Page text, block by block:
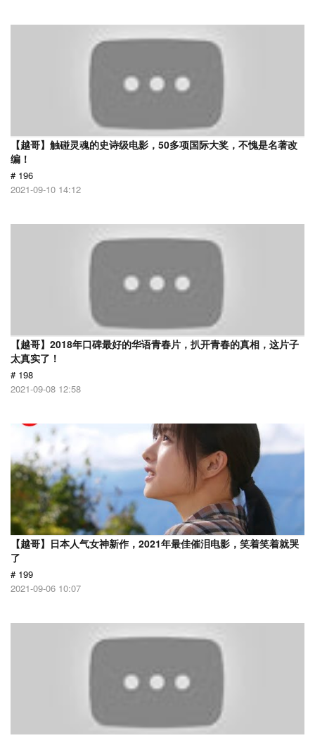
【越哥】触碰灵魂的史诗级电影，50多项国际大奖，不愧是名著改
编！
# 196
2021-09-10 14:12
【越哥】2018年口碑最好的华语青春片，扒开青春的真相，这片子
太真实了！
# 198
2021-09-08 12:58
【越哥】日本人气女神新作，2021年最佳催泪电影，笑着笑着就哭
了
# 199
2021-09-06 10:07